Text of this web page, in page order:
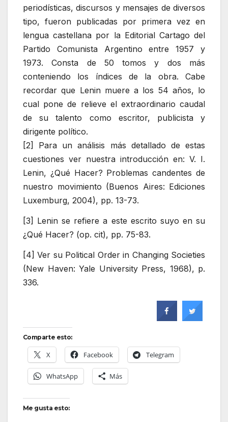
periodísticas, discursos y mensajes de diversos
tipo, fueron publicadas por primera vez en
lengua castellana por la Editorial Cartago del
Partido Comunista Argentino entre 1957 y
1973. Consta de 50 tomos y dos más
conteniendo los índices de la obra. Cabe
recordar que Lenin muere a los 54 años, lo
cual pone de relieve el extraordinario caudal
de su talento como escritor, publicista y
dirigente político.
[2] Para un análisis más detallado de estas
cuestiones ver nuestra introducción en: V. I.
Lenin, ¿Qué Hacer? Problemas candentes de
nuestro movimiento (Buenos Aires: Ediciones
Luxemburg, 2004), pp. 13-73.
[3] Lenin se refiere a este escrito suyo en su
¿Qué Hacer? (op. cit), pp. 75-83.
[4] Ver su Political Order in Changing Societies
(New Haven: Yale University Press, 1968), p.
336.
Comparte esto:
X Facebook Telegram
WhatsApp Más
Me gusta esto: